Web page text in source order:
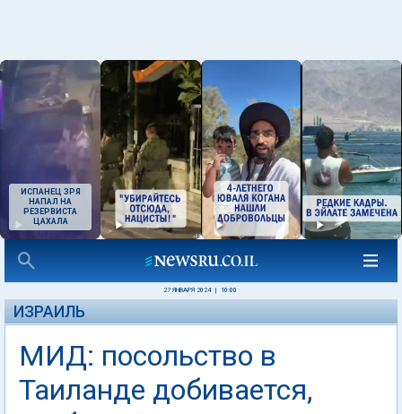
ИСПАНЕЦ ЗРЯ
НАПАЛ НА
РЕЗЕРВИСТА
ЦАХАЛА
27 ЯНВАРЯ 2024 10:00
ИЗРАИЛЬ
МИД: посольство в
Таиланде добивается,